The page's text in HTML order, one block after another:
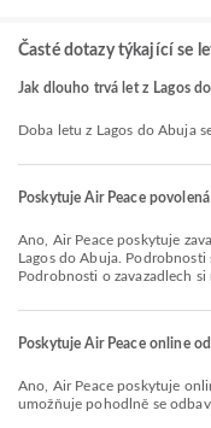
Časté dotazy týkající se
Jak dlouho trvá let z Lagos
Doba letu z Lagos do Abuja
Poskytuje Air Peace
Ano, Air Peace poskytuje zavazadlový limit pro lety Domácí & Mezinárodní z
Lagos do Abuja. Podrobnosti
Podrobnosti o zavazadlech si
Poskytuje Air Peace online
Ano, Air Peace poskytuje online odbavení na let z Lagos do Abuja, což vám
umožňuje pohodlně se